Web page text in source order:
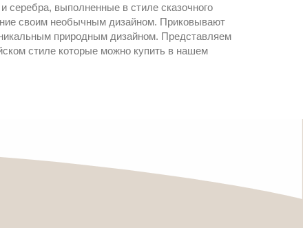
серебра, выполненные в стиле сказочного
своим необычным дизайном. Приковывают
природным дизайном. Представляем
стиле которые можно купить в нашем